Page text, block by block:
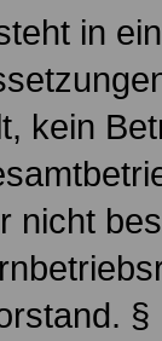
in
kein
nicht
§